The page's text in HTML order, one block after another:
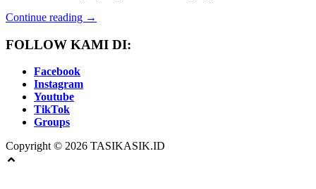
Continue reading →
FOLLOW KAMI DI:
Facebook
Instagram
Youtube
TikTok
Groups
Copyright © 2026 TASIKASIK.ID